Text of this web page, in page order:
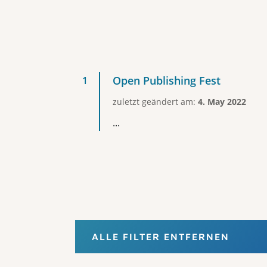
Open Publishing Fest
zuletzt geändert am: 4. May 2022
...
ALLE FILTER ENTFERNEN